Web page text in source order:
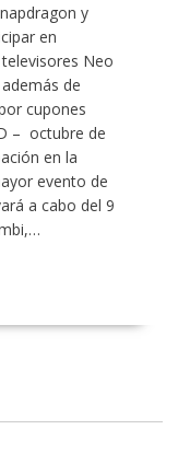
y
en
Neo
de
cupones
– octubre de
en la
evento de
a cabo del 9